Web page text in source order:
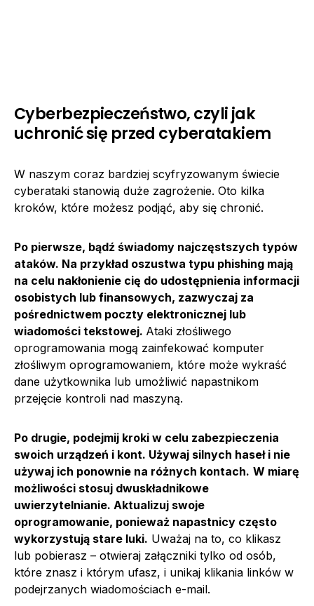
Cyberbezpieczeństwo, czyli jak
uchronić się przed cyberatakiem
W naszym coraz bardziej scyfryzowanym świecie
cyberataki stanowią duże zagrożenie. Oto kilka
kroków, które możesz podjąć, aby się chronić.
Po pierwsze, bądź świadomy najczęstszych typów
ataków. Na przykład oszustwa typu phishing mają
na celu nakłonienie cię do udostępnienia informacji
osobistych lub finansowych, zazwyczaj za
pośrednictwem poczty elektronicznej lub
wiadomości tekstowej. Ataki złośliwego
oprogramowania mogą zainfekować komputer
złośliwym oprogramowaniem, które może wykraść
dane użytkownika lub umożliwić napastnikom
przejęcie kontroli nad maszyną.
Po drugie, podejmij kroki w celu zabezpieczenia
swoich urządzeń i kont. Używaj silnych haseł i nie
używaj ich ponownie na różnych kontach. W miarę
możliwości stosuj dwuskładnikowe
uwierzytelnianie. Aktualizuj swoje
oprogramowanie, ponieważ napastnicy często
wykorzystują stare luki. Uważaj na to, co klikasz
lub pobierasz – otwieraj załączniki tylko od osób,
które znasz i którym ufasz, i unikaj klikania linków w
podejrzanych wiadomościach e-mail.